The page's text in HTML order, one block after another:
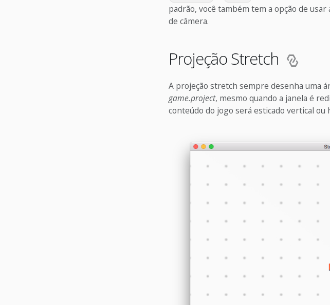
padrão, você também tem a opção de
de câmera.
Projeção Stretch
A projeção stretch sempre desenha uma
game.project, mesmo quando a janela é
conteúdo do jogo será esticado vertical